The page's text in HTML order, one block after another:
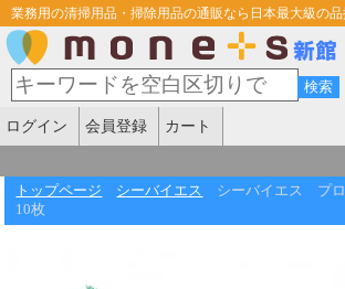
業務用の清掃用品・掃除用品の通販なら日本最大級の
ログイン 会員登録 カート
トップページ シーバイエス
シーバイエス プ
10枚